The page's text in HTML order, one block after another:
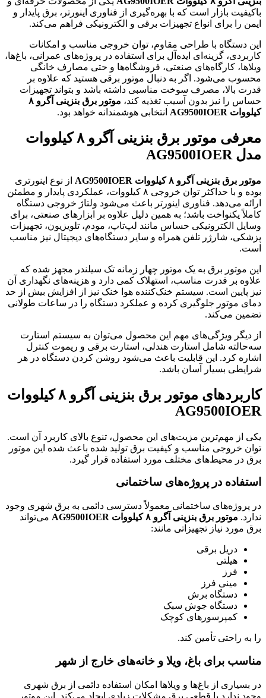
باکیفیت بازار است که با بهره‌گیری از فناوری اینورتر، برق پایدار و
ایمن را برای انواع تجهیزات برقی و الکترونیکی فراهم می‌کند.
این دستگاه با طراحی مقاوم، توان خروجی مناسب و امکانات
کاربردی، گزینه‌ای ایده‌آل برای استفاده در پروژه‌های عمرانی، باغ‌ها،
ویلاها، کارگاه‌های صنعتی، فروشگاه‌ها و حتی مصارف خانگی
محسوب می‌شود. اگر به دنبال موتور برقی هستید که علاوه بر
قدرت بالا، مصرف سوخت مناسبی داشته باشد و بتواند تجهیزات
حساس را نیز بدون آسیب تغذیه کند،
موتور برق بنزینی آگرو ۸
کیلووات AG9500IOER
انتخابی هوشمندانه خواهد بود.
معرفی موتور برق بنزینی آگرو ۸ کیلووات
مدل AG9500IOER
موتور برق بنزینی آگرو ۸ کیلووات AG9500IOER
از نوع اینورتری
بوده و با حداکثر توان خروجی ۸ کیلووات، عملکردی پایدار و مطمئن
ارائه می‌دهد. فناوری اینورتر باعث می‌شود ولتاژ خروجی دستگاه
کاملاً یکنواخت باشد؛ به همین دلیل علاوه بر ابزارهای صنعتی، برای
وسایل الکترونیکی حساس مانند لپ‌تاپ، مودم، تلویزیون، تجهیزات
پزشکی، شارژر تلفن همراه و سایر دستگاه‌های دیجیتال نیز مناسب
است.
این موتور برق به یک موتور چهار زمانه تک سیلندر مجهز شده که
علاوه بر قدرت مناسب، استهلاک کمی دارد و هزینه‌های نگهداری آن
نیز پایین است. سیستم خنک‌کننده هوا خنک نیز از افزایش بیش از حد
دمای موتور جلوگیری کرده و عملکرد دستگاه را در ساعات طولانی
تضمین می‌کند.
از دیگر ویژگی‌های مهم این محصول می‌توان به سیستم استارت
سه‌حالته شامل استارت هندلی، استارت برقی و ریموت کنترل
اشاره کرد. این قابلیت باعث می‌شود روشن کردن دستگاه در هر
شرایطی بسیار آسان باشد.
کاربردهای
موتور برق بنزینی آگرو ۸ کیلووات
AG9500IOER
یکی از مهم‌ترین مزیت‌های این محصول، تنوع بالای کاربرد آن است.
توان خروجی مناسب و کیفیت برق تولید شده باعث شده این موتور
برق در محیط‌های مختلف مورد استفاده قرار گیرد.
استفاده در پروژه‌های ساختمانی
در پروژه‌های ساختمانی معمولاً دسترسی دائمی به برق شهری وجود
ندارد. موتور برق بنزینی آگرو ۸ کیلووات AG9500IOER
می‌تواند
برق مورد نیاز تجهیزاتی مانند:
دریل برقی
هیلتی
فرز
مینی فرز
دستگاه برش
دستگاه جوش سبک
کمپرسورهای کوچک
را به راحتی تأمین کند.
مناسب برای باغ، ویلا و خانه‌های خارج از شهر
در بسیاری از باغ‌ها و ویلاها امکان استفاده دائمی از برق شهری
وجود ندارد یا قطعی برق مشکلات زیادی ایجاد می‌کند. این موتور